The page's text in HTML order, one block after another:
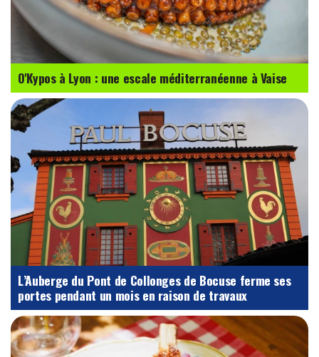
O'Kypos à Lyon : une escale méditerranéenne à Vaise
L’Auberge du Pont de Collonges de Bocuse ferme ses
portes pendant un mois en raison de travaux